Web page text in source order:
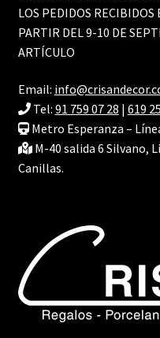
LOS PEDIDOS RECIBIDOS
PARTIR DEL 9-10 DE
ARTÍCULO
Email:
Tel: 91 759 07 28 | 619
Metro Esperanza –
M-40 salida 6 Silvano,
Canillas.